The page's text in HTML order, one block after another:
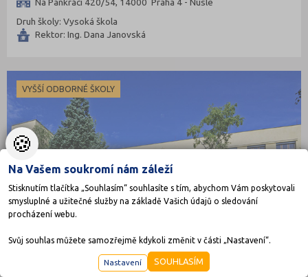
Druh školy: Vysoká škola
Rektor: Ing. Dana Janovská
VYŠŠÍ ODBORNÉ ŠKOLY
🍪
Na Vašem soukromí nám záleží
Stisknutím tlačítka „Souhlasím“ souhlasíte s tím, abychom Vám poskytovali
smysluplné a užitečné služby na základě Vašich údajů o sledování
procházení webu.
Svůj souhlas můžete samozřejmě kdykoli změnit v části „Nastavení“.
Nastavení SOUHLASÍM